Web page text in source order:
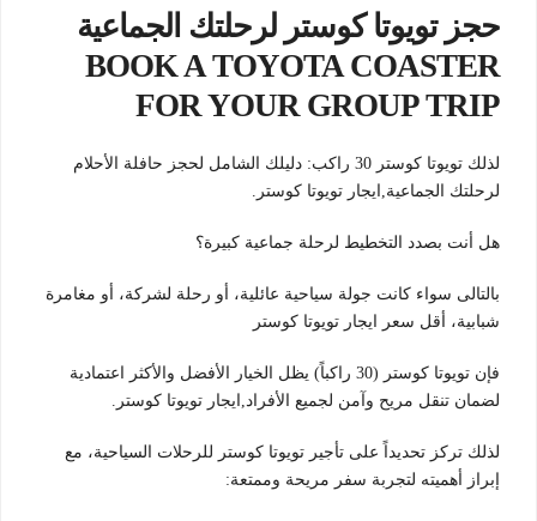
حجز تويوتا كوستر لرحلتك الجماعية
BOOK A TOYOTA COASTER
FOR YOUR GROUP TRIP
لذلك تويوتا كوستر 30 راكب: دليلك الشامل لحجز حافلة الأحلام
لرحلتك الجماعية,ايجار تويوتا كوستر.
هل أنت بصدد التخطيط لرحلة جماعية كبيرة؟
بالتالى سواء كانت جولة سياحية عائلية، أو رحلة لشركة، أو مغامرة
شبابية، أقل سعر ايجار تويوتا كوستر
فإن تويوتا كوستر (30 راكباً) يظل الخيار الأفضل والأكثر اعتمادية
لضمان تنقل مريح وآمن لجميع الأفراد,ايجار تويوتا كوستر.
لذلك تركز تحديداً على تأجير تويوتا كوستر للرحلات السياحية، مع
إبراز أهميته لتجربة سفر مريحة وممتعة: